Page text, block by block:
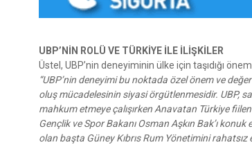
UBP’NİN ROLÜ VE TÜRKİYE İLE İLİŞKİLER
Üstel, UBP’nin deneyiminin ülke için taşıdığı
“UBP’nin deneyimi bu noktada özel önem ve
oluş mücadelesinin siyasi örgütlenmesidir. UBP,
mahkum etmeye çalışırken Anavatan Türkiye
Gençlik ve Spor Bakanı Osman Aşkın Bak’ı
olan başta Güney Kıbrıs Rum Yönetimini rahatsız